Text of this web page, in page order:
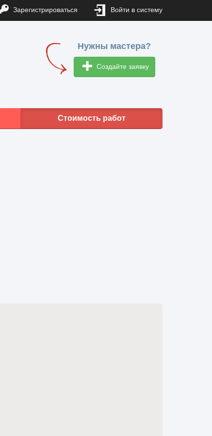
Зарегистрироваться Войти в систему
Нужны мастера?
Создайте заявку
Стоимость работ